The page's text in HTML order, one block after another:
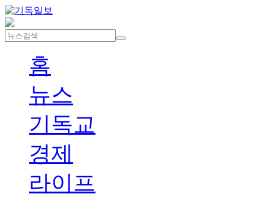
홈
뉴스
기독교
경제
라이프